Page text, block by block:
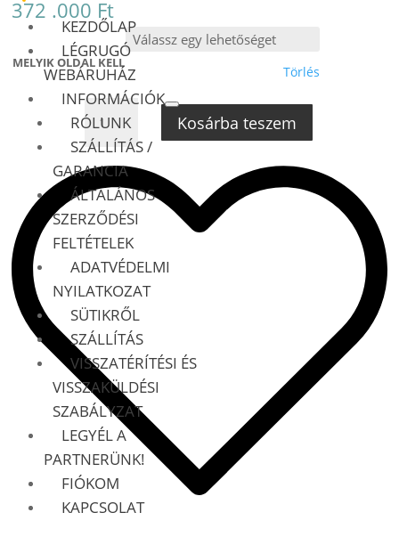
KEZDŐLAP
LÉGRUGÓ
WEBÁRUHÁZ
INFORMÁCIÓK
RÓLUNK
SZÁLLÍTÁS /
GARANCIA
ÁLTALÁNOS
SZERZŐDÉSI
FELTÉTELEK
ADATVÉDELMI
NYILATKOZAT
SÜTIKRŐL
SZÁLLÍTÁS
VISSZATÉRÍTÉSI ÉS
VISSZAKÜLDÉSI
SZABÁLYZAT
LEGYÉL A
PARTNERÜNK!
FIÓKOM
KAPCSOLAT
372 .000 Ft
MELYIK OLDAL KELL
Törlés
MERCEDES
GLS
X166
AIRMATIC
ADS
JOBB
ELSŐ
ÚJ,
TÍPUS:
MERCEDES
GLS
W166
2015-
2019
ÉVJÁRAT
MENNYISÉG
Kosárba teszem